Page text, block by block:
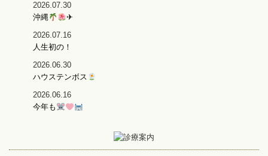
2026.07.30
沖縄
✈
2026.07.16
人生初の！
2026.06.30
ハウステンボス
2026.06.16
今年も